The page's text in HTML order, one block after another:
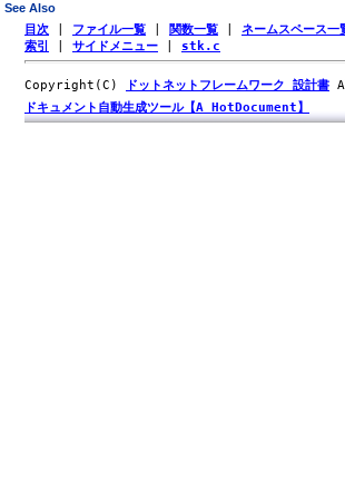
See Also
目次 ファイル一覧 関数一覧 ネームスペース一
索引
サイドメニュー stk.c
Copyright(C) ドットネットフレームワーク 設計書
ドキュメント自動生成ツール【A HotDocument】